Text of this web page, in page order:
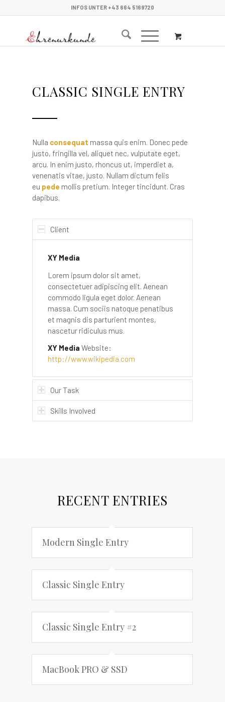
INFOS UNTER +43 664 5169720
CLASSIC SINGLE ENTRY
Nulla consequat massa quis enim. Donec pede
justo, fringilla vel, aliquet nec, vulputate eget,
arcu. In enim justo, rhoncus ut, imperdiet a,
venenatis vitae, justo. Nullam dictum felis
eu pede mollis pretium. Integer tincidunt. Cras
dapibus.
Client
XY Media
Lorem ipsum dolor sit amet,
consectetuer adipiscing elit. Aenean
commodo ligula eget dolor. Aenean
massa. Cum sociis natoque penatibus
et magnis dis parturient montes,
nascetur ridiculus mus.
XY Media Website:
http://www.wikipedia.com
Our Task
Skills Involved
RECENT ENTRIES
Modern Single Entry
Classic Single Entry
Classic Single Entry #2
MacBook PRO & SSD